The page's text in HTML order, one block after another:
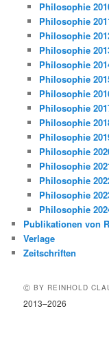
Philosophie
Philosophie
Philosophie
Philosophie
Philosophie
Philosophie
Philosophie
Philosophie
Philosophie
Philosophie
Philosophie
Philosophie
Philosophie
Philosophie
Philosophie
Publikationen von
Verlage
Zeitschriften
Ⓒ BY REINHOLD
2013–2026